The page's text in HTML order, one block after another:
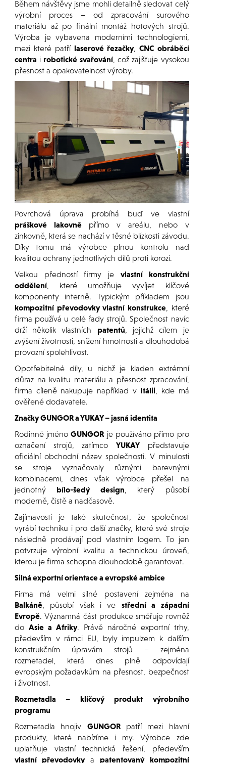
Během návštěvy jsme mohli detailně sledovat celý
výrobní proces – od zpracování surového
materiálu až po finální montáž hotových strojů.
Výroba je vybavena moderními technologiemi,
mezi které patří laserové řezačky,CNC obráběcí
centra i robotické svařování, což zajišťuje vysokou
přesnost a opakovatelnost výroby.
Povrchová úprava probíhá buď ve vlastní
práškové lakovněpřímo v areálu, nebo v
zinkovně, která se nachází v těsné blízkosti závodu.
Díky tomu má výrobce plnou kontrolu nad
kvalitou ochrany jednotlivých dílů proti korozi.
Velkou předností firmy je vlastní konstrukční
oddělení, které umožňuje vyvíjet klíčové
komponenty interně. Typickým příkladem jsou
kompozitní převodovky vlastní konstrukce, které
firma používá u celé řady strojů. Společnost navíc
drží několik vlastních patentů , jejichž cílem je
zvýšení životnosti, snížení hmotnosti a dlouhodobá
provozní spolehlivost.
Opotřebitelné díly, u nichž je kladen extrémní
důraz na kvalitu materiálu a přesnost zpracování,
firma cíleně nakupuje například v Itálii , kde má
ověřené dodavatele.
Značky GUNGOR a YUKAY – jasná identita
Rodinné jménoGUNGOR je používáno přímo pro
označení strojů, zatímco YUKAYpředstavuje
oficiální obchodní název společnosti. V minulosti
se stroje vyznačovaly různými barevnými
kombinacemi, dnes však výrobce přešel na
jednotný bílo-šedý design , který působí
moderně, čistě a nadčasově.
Zajímavostí je také skutečnost, že společnost
vyrábí techniku i pro další značky, které své stroje
následně prodávají pod vlastním logem. To jen
potvrzuje výrobní kvalitu a technickou úroveň,
kterou je firma schopna dlouhodobě garantovat.
Silná exportní orientace a evropské ambice
Firma má velmi silné postavení zejména na
Balkáně, působí však i ve střední a západní
Evropě. Významná část produkce směřuje rovněž
do Asie a Afriky. Právě náročné exportní trhy,
především v rámci EU, byly impulzem k dalším
konstrukčním úpravám strojů – zejména
rozmetadel, která dnes plně odpovídají
evropským požadavkům na přesnost, bezpečnost
i životnost.
Rozmetadla – klíčový produkt výrobního
programu
Rozmetadla hnojiv GUNGORpatří mezi hlavní
produkty, které nabízíme i my. Výrobce zde
uplatňuje vlastní technická řešení, především
vlastní převodovkya patentovaný kompozitní